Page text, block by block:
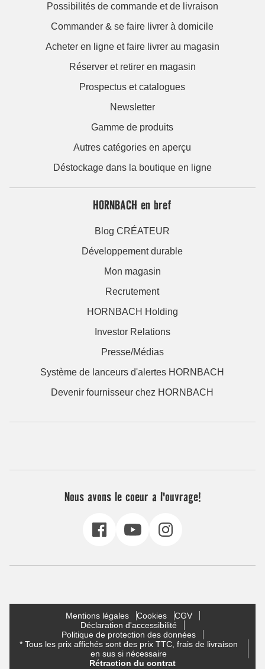
Possibilités de commande et de livraison
Commander & se faire livrer à domicile
Acheter en ligne et faire livrer au magasin
Réserver et retirer en magasin
Prospectus et catalogues
Newsletter
Gamme de produits
Autres catégories en aperçu
Déstockage dans la boutique en ligne
HORNBACH en bref
Blog CRÉATEUR
Développement durable
Mon magasin
Recrutement
HORNBACH Holding
Investor Relations
Presse/Médias
Système de lanceurs d'alertes HORNBACH
Devenir fournisseur chez HORNBACH
Nous avons le coeur a l'ouvrage!
Mentions légales Cookies
CGV
Déclaration d'accessibilité
Politique de protection des données
* Tous les prix affichés sont des prix TTC, frais de livraison
en sus si nécessaire
Rétraction du contrat